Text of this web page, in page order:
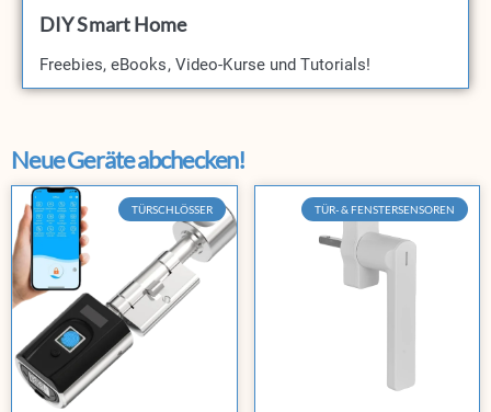
DIY Smart Home
Freebies, eBooks, Video-Kurse und Tutorials!​
Neue Geräte abchecken!
TÜRSCHLÖSSER TÜR- & FENSTERSENSOREN